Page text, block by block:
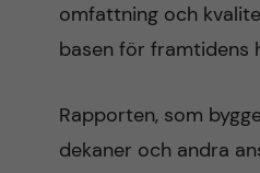
omfattning och
basen för framtidens
Rapporten, som
dekaner och andra